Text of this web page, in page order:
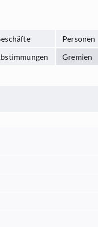
Personen
Gremien